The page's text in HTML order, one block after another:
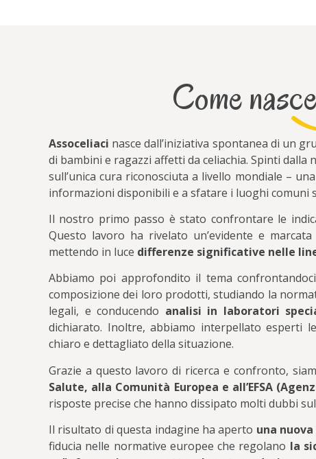
Come
Assoceliaci nasce dall’iniziativa spontanea di un
di bambini e ragazzi affetti da celiachia. Spinti dalla
sull’unica cura riconosciuta a livello mondiale –
informazioni disponibili e a sfatare i luoghi comuni
Il nostro primo passo è stato confrontare le
Questo lavoro ha rivelato un’evidente e
mettendo in luce differenze significative nelle
Abbiamo poi approfondito il tema
composizione dei loro prodotti, studiando la
legali, e conducendo analisi in laboratori
dichiarato. Inoltre, abbiamo interpellato esperti
chiaro e dettagliato della situazione.
Grazie a questo lavoro di ricerca e confronto,
Salute, alla Comunità Europea e all’EFSA
risposte precise che hanno dissipato molti dubbi
Il risultato di questa indagine ha aperto una
fiducia nelle normative europee che regolano la